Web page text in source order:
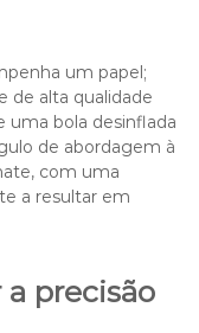
um papel;
de alta qualidade
uma bola desinflada
de abordagem à
com uma
a resultar em
a precisão